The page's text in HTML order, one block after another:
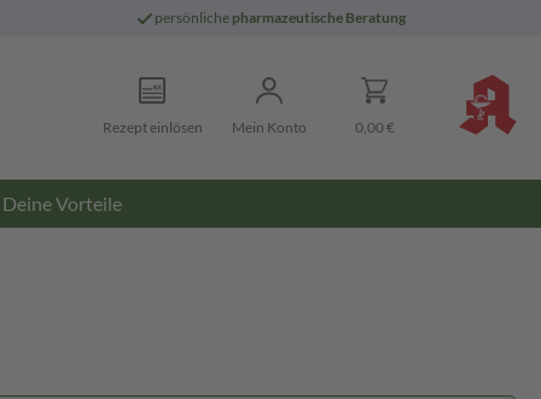
persönliche pharmazeutische Beratung
Rezept einlösen Mein Konto 0,00 €
Deine Vorteile